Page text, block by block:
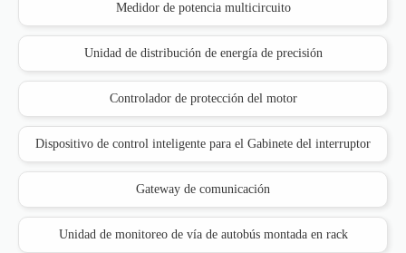
Medidor de potencia multicircuito
Unidad de distribución de energía de precisión
Controlador de protección del motor
Dispositivo de control inteligente para el Gabinete del interruptor
Gateway de comunicación
Unidad de monitoreo de vía de autobús montada en rack